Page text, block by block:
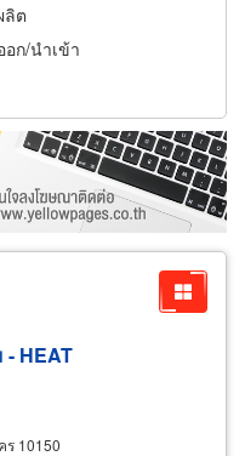
ลิต
อก/นำเข้า
HEAT
10150